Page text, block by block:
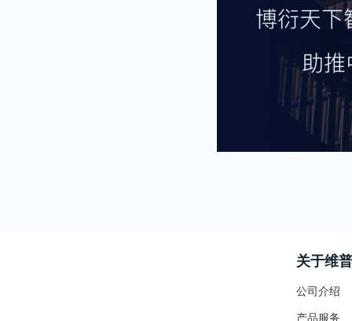
关于维普
公司介绍
产品服务